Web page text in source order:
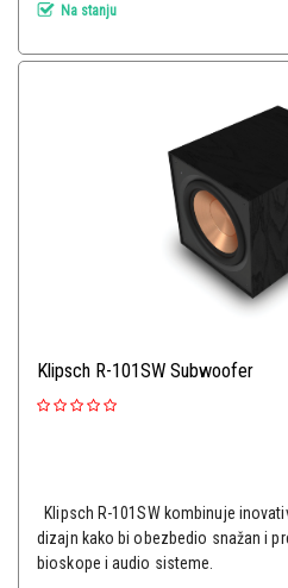
Na stanju
Klipsch R-101SW Subwoofer
Klipsch R-101SW kombinuje
dizajn kako bi obezbedio snažan i
bioskope i audio sisteme.